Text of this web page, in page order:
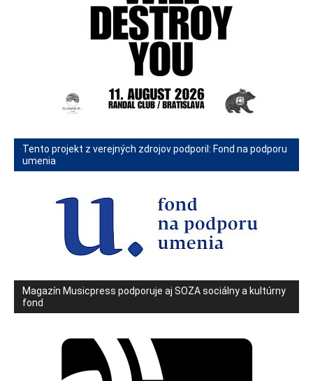
Tento projekt z verejných zdrojov podporil: Fond na podporu
umenia
Magazín Musicpress podporuje aj SOZA sociálny a kultúrny
fond